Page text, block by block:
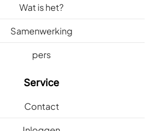
Wat is het?
Samenwerking
pers
Service
Contact